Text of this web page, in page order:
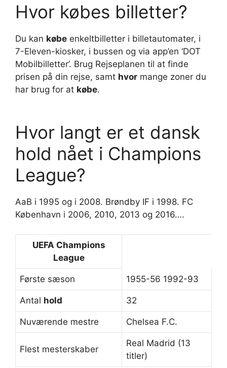
Hvor købes billetter?
Du kan købe enkeltbilletter i billetautomater, i
7-Eleven-kiosker, i bussen og via app’en ‘DOT
Mobilbilletter’. Brug Rejseplanen til at finde
prisen på din rejse, samt hvor mange zoner du
har brug for at købe.
Hvor langt er et dansk
hold nået i Champions
League?
AaB i 1995 og i 2008. Brøndby IF i 1998. FC
København i 2006, 2010, 2013 og 2016….
UEFA Champions
League
Første sæson 1955-56 1992-93
Antal hold 32
Nuværende mestre Chelsea F.C.
Flest mesterskaber
Real Madrid (13
titler)